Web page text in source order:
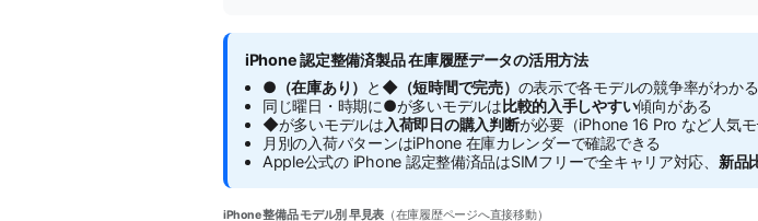
iPhone 認定整備済製品 在庫履歴データの活用方法
●（在庫あり） と ◆（短時間で完売） の表示で各モデルの競争率がわかる
同じ曜日・時期に●が多いモデルは比較的入手しやすい傾向がある
◆が多いモデルは入荷即日の購入判断が必要（iPhone 16 Pro など人気モ
月別の入荷パターンはiPhone 在庫カレンダーで確認できる
Apple公式の iPhone 認定整備済品はSIMフリーで全キャリア対応、 新品
iPhone 整備品 モデル別 早見表（在庫履歴ページへ直接移動）